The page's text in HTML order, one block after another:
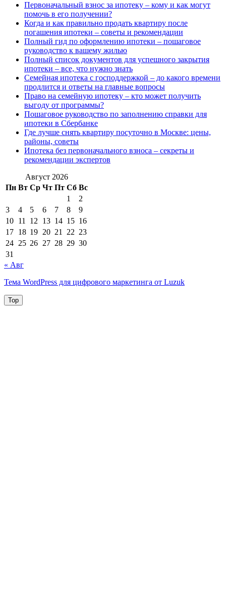
Первоначальный взнос за ипотеку – кому и как могут
помочь в его получении?
Когда и как правильно продать квартиру после
погашения ипотеки – советы и рекомендации
Полный гид по оформлению ипотеки – пошаговое
руководство к вашему жилью
Полный список документов для успешного закрытия
ипотеки – все, что нужно знать
Семейная ипотека с господдержкой – до какого времени
продлится и ответы на главные вопросы
Право на семейную ипотеку – кто может получить
выгоду от программы?
Пошаговое руководство по заполнению справки для
ипотеки в Сбербанке
Где лучше снять квартиру посуточно в Москве: цены,
районы, советы
Ипотека без первоначального взноса – секреты и
рекомендации экспертов
Август 2026
Пн Вт Ср Чт Пт Сб Вс
1
2
3
4 5 6 7 8
9
10 11 12 13 14 15 16
17 18 19 20 21 22 23
24 25 26 27 28 29 30
31
« Авг
Тема WordPress для цифрового маркетинга от Luzuk
Top